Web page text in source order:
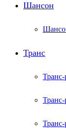
Шансон
Транс
Транс-